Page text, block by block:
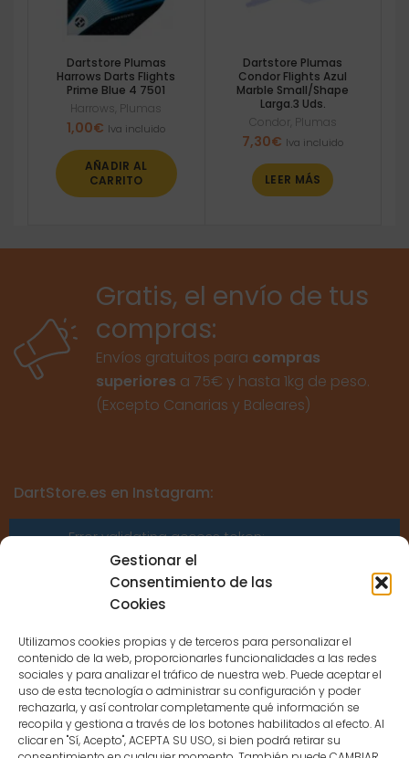
Gestionar el
Consentimiento de las
Cookies
Utilizamos cookies propias y de terceros para personalizar el
contenido de la web, proporcionarles funcionalidades a las redes
sociales y para analizar el tráfico de nuestra web. Puede aceptar el
uso de esta tecnología o administrar su configuración y poder
rechazarla, y así controlar completamente qué información se
recopila y gestiona a través de los botones habilitados al efecto. Al
clicar en "Sí, Acepto", ACEPTA SU USO, si bien podrá retirar su
Dartstore Plumas
Harrows Darts Flights
Prime Blue 4 7501
Harrows Plumas
1,00€ Iva incluido
AÑADIR AL
CARRITO
Dartstore Plumas
Condor Flights Azul
Marble Small/Shape
Larga.3 Uds.
Condor Plumas
7,30€ Iva incluido
LEER MÁS
Gratis, el envío de tus
compras:
Envíos gratuitos para compras
superiores a 75€ y hasta 1kg de peso.
(Excepto Canarias y Baleares)
DartStore.es en Instagram:
Error validating access token:
Sessions for the user are not allowed
because the user is not a confirmed
CONTACTO